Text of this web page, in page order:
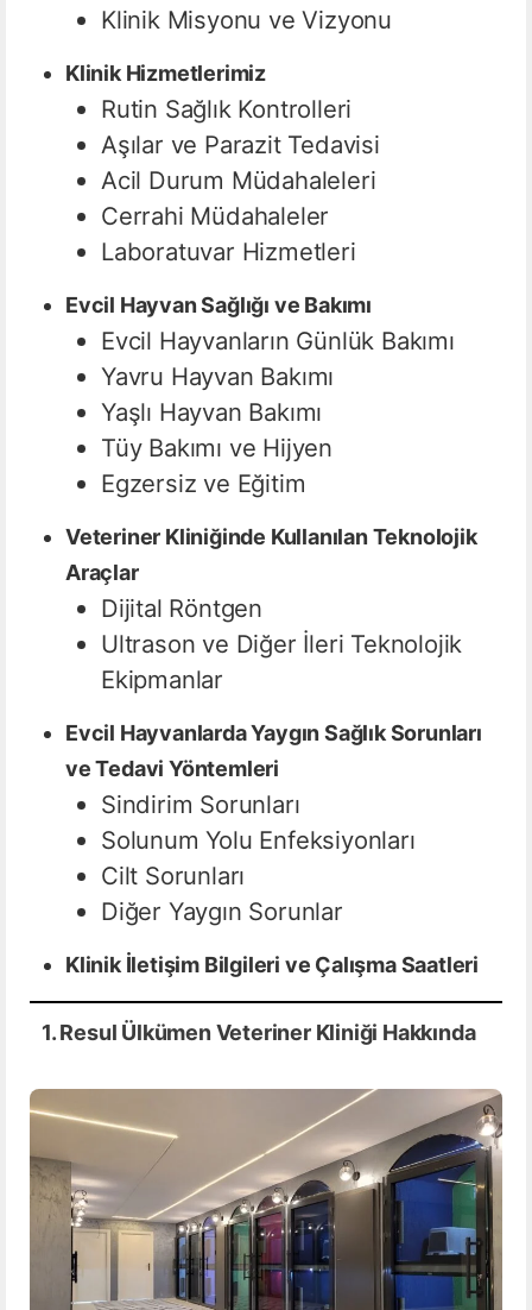
Klinik Misyonu ve Vizyonu
Klinik Hizmetlerimiz
Rutin Sağlık Kontrolleri
Aşılar ve Parazit Tedavisi
Acil Durum Müdahaleleri
Cerrahi Müdahaleler
Laboratuvar Hizmetleri
Evcil Hayvan Sağlığı ve Bakımı
Evcil Hayvanların Günlük Bakımı
Yavru Hayvan Bakımı
Yaşlı Hayvan Bakımı
Tüy Bakımı ve Hijyen
Egzersiz ve Eğitim
Veteriner Kliniğinde Kullanılan Teknolojik
Araçlar
Dijital Röntgen
Ultrason ve Diğer İleri Teknolojik
Ekipmanlar
Evcil Hayvanlarda Yaygın Sağlık Sorunları
ve Tedavi Yöntemleri
Sindirim Sorunları
Solunum Yolu Enfeksiyonları
Cilt Sorunları
Diğer Yaygın Sorunlar
Klinik İletişim Bilgileri ve Çalışma Saatleri
1. Resul Ülkümen Veteriner Kliniği Hakkında